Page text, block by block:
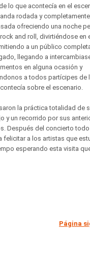
lo que acontecía en el
rodada y completamente
ofreciendo una noche
and roll, divirtiéndose en
a un público
llegando a
en alguna ocasión y
a todos partícipes de
sobre el escenario.
la práctica totalidad de
y un recorrido por sus
Después del concierto
felicitar a los artistas que
esperando esta visita
Página